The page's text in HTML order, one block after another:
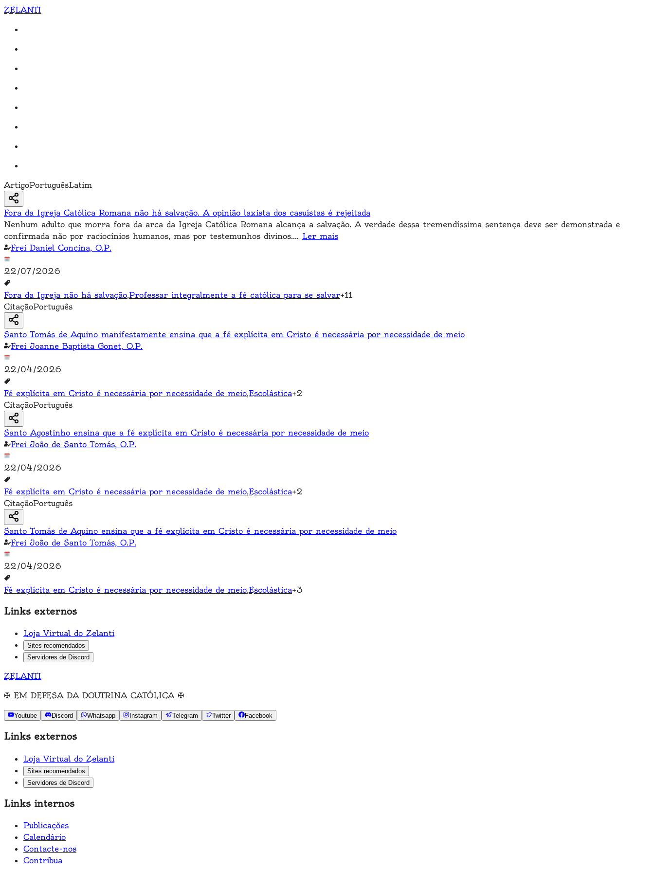
ZELANTI
ArtigoPortuguêsLatim
Fora da Igreja Católica Romana não há salvação. A opinião laxista dos casuístas é rejeitada
Nenhum adulto que morra fora da arca da Igreja Católica Romana alcança a salvação. A verdade dessa tremendíssima sentença deve ser demonstrada e
confirmada não por raciocínios humanos, mas por testemunhos divinos.... Ler mais
Frei Daniel Concina, O.P.
22/07/2026
Fora da Igreja não há salvação,Professar integralmente a fé católica para se salvar+11
CitaçãoPortuguês
Santo Tomás de Aquino manifestamente ensina que a fé explícita em Cristo é necessária por necessidade de meio
Frei Joanne Baptista Gonet, O.P.
22/04/2026
Fé explícita em Cristo é necessária por necessidade de meio,Escolástica+2
CitaçãoPortuguês
Santo Agostinho ensina que a fé explícita em Cristo é necessária por necessidade de meio
Frei João de Santo Tomás, O.P.
22/04/2026
Fé explícita em Cristo é necessária por necessidade de meio,Escolástica+2
CitaçãoPortuguês
Santo Tomás de Aquino ensina que a fé explícita em Cristo é necessária por necessidade de meio
Frei João de Santo Tomás, O.P.
22/04/2026
Fé explícita em Cristo é necessária por necessidade de meio,Escolástica+3
Links externos
Loja Virtual do Zelanti
Sites recomendados
Servidores de Discord
ZELANTI
✠ EM DEFESA DA DOUTRINA CATÓLICA✠
Youtube Discord Whatsapp Instagram Telegram Twitter Facebook
Links externos
Loja Virtual do Zelanti
Sites recomendados
Servidores de Discord
Links internos
Publicações
Calendário
Contacte-nos
Contribua